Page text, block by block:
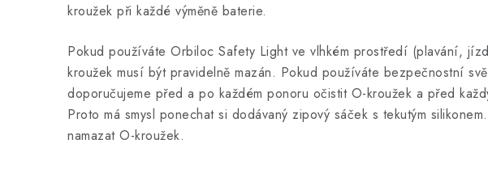
kroužek při každé výměně baterie.
Pokud používáte Orbiloc Safety Light ve vlhkém prostředí (plavání,
kroužek musí být pravidelně mazán. Pokud používáte bezpečnostní
doporučujeme před a po každém ponoru očistit O-kroužek a před
Proto má smysl ponechat si dodávaný zipový sáček s tekutým
namazat O-kroužek.